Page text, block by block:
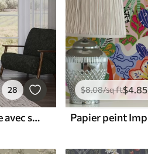
28
Papier peint Jungle tropicale avec singes, oiseaux et feuillage dense
$8.08/sq ft$4.85